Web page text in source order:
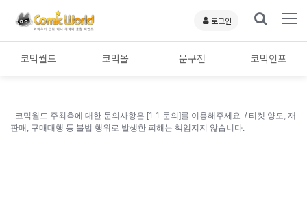
로그인
코믹월드 코믹몰 문구전 코믹인포
- 코믹월드 주최측에 대한 문의사항은 [1:1 문의]를 이용해주세요. / 티켓 양도, 재
판매, 구매대행 등 불법 행위로 발생한 피해는 책임지지 않습니다.